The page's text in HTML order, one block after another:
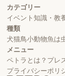
カテゴリー
イベント知識・教
種類
犬猫鳥小動物魚は
メニュー
ペトラとは？ プレ
プライバシーポリ